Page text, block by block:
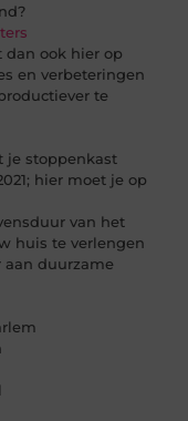
dan ook hier op
en verbeteringen
te
je stoppenkast
hier moet je op
van het
huis te verlengen
aan duurzame